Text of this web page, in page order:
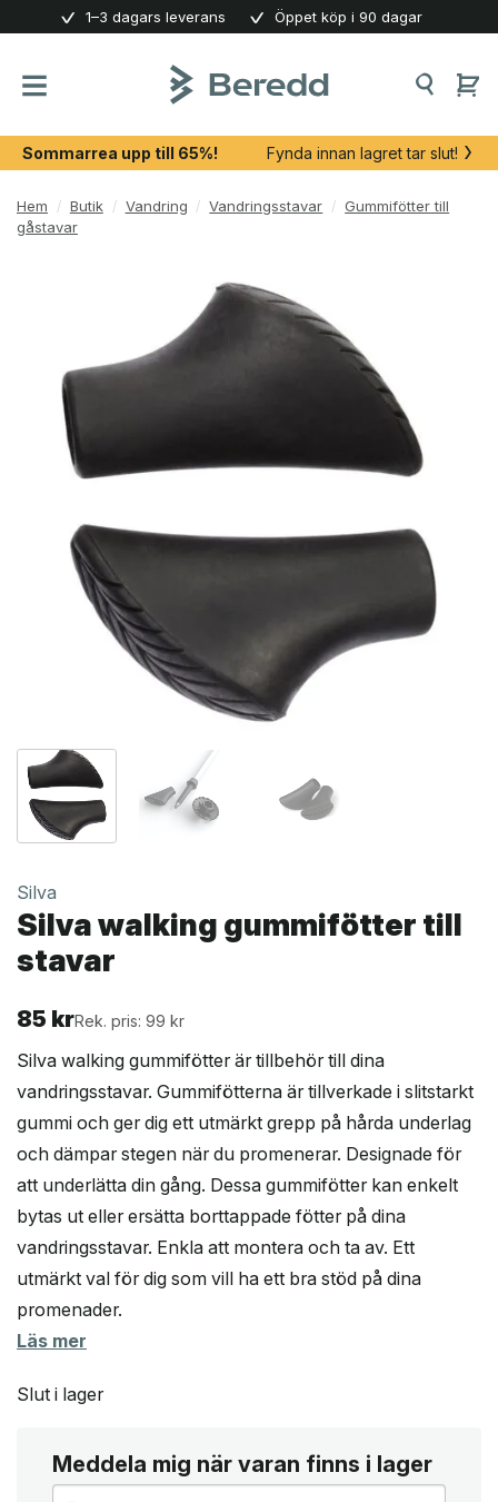
content
1–3 dagars leverans Öppet köp i 90 dagar
Sommarrea upp till 65%! Fynda innan lagret tar slut!
Hem / Butik / Vandring / Vandringsstavar / Gummifötter till
gåstavar
Silva
Silva walking gummifötter till
stavar
85 krRek. pris: 99 kr
Silva walking gummifötter är tillbehör till dina
vandringsstavar. Gummifötterna är tillverkade i slitstarkt
gummi och ger dig ett utmärkt grepp på hårda underlag
och dämpar stegen när du promenerar. Designade för
att underlätta din gång. Dessa gummifötter kan enkelt
bytas ut eller ersätta borttappade fötter på dina
vandringsstavar. Enkla att montera och ta av. Ett
utmärkt val för dig som vill ha ett bra stöd på dina
promenader.
Läs mer
Slut i lager
Meddela mig när varan finns i lager